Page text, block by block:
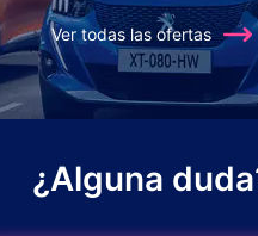
Ver todas las ofertas
¿Alguna